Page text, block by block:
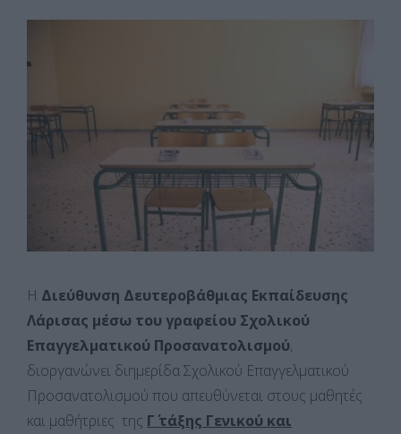
Η Διεύθυνση Δευτεροβάθμιας Εκπαίδευσης
Λάρισας μέσω του γραφείου Σχολικού
Επαγγελματικού Προσανατολισμού,
διοργανώνει διημερίδα Σχολικού Επαγγελματικού
Προσανατολισμού που απευθύνεται στους μαθητές
και μαθήτριες της Γ΄ τάξης Γενικού και